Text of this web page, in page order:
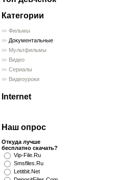
Категории
Фильмы
Документальные
Мультфильмы
Видео
Сериалы
Видеоуроки
Internet
Наш опрос
Откуда лучше
бесплатно скачать?
Vip-File.Ru
Smsfiles.Ru
Letitbit.Net